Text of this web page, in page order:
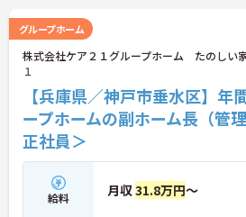
グループホーム
株式会社ケア２１グループホーム たのしい
１
【兵庫県／神戸市垂水区】
ープホームの副ホーム長（管
正社員＞
給料 月収31.8万円～